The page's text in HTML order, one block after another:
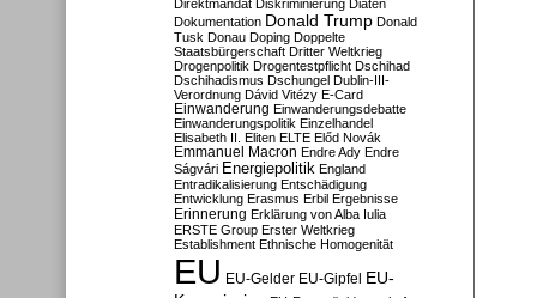
Direktmandat Diskriminierung Diäten
Dokumentation Donald Trump Donald
Tusk Donau Doping Doppelte
Staatsbürgerschaft Dritter Weltkrieg
Drogenpolitik Drogentestpflicht Dschihad
Dschihadismus Dschungel Dublin-III-
Verordnung Dávid Vitézy E-Card
Einwanderung Einwanderungsdebatte
Einwanderungspolitik Einzelhandel
Elisabeth II. Eliten ELTE Előd Novák
Emmanuel Macron Endre Ady Endre
Ságvári Energiepolitik England
Entradikalisierung Entschädigung
Entwicklung Erasmus Erbil Ergebnisse
Erinnerung Erklärung von Alba Iulia
ERSTE Group Erster Weltkrieg
Establishment Ethnische Homogenität
EU EU-Gelder EU-Gipfel EU-